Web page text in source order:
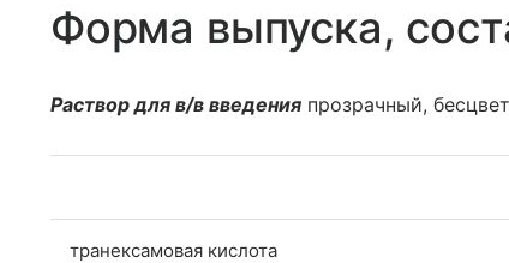
Форма выпуска,
Раствор для в/в введения прозрачный,
транексамовая кислота